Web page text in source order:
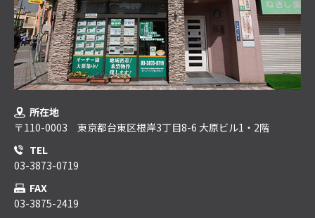
所在地
〒110-0003 東京都台東区根岸3丁目8-6 大原ビル1・2階
TEL
03-3873-0719
FAX
03-3875-2419